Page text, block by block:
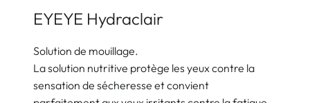
EYEYE Hydraclair
Solution de mouillage.
La solution nutritive protège les yeux contre la
sensation de sécheresse et convient